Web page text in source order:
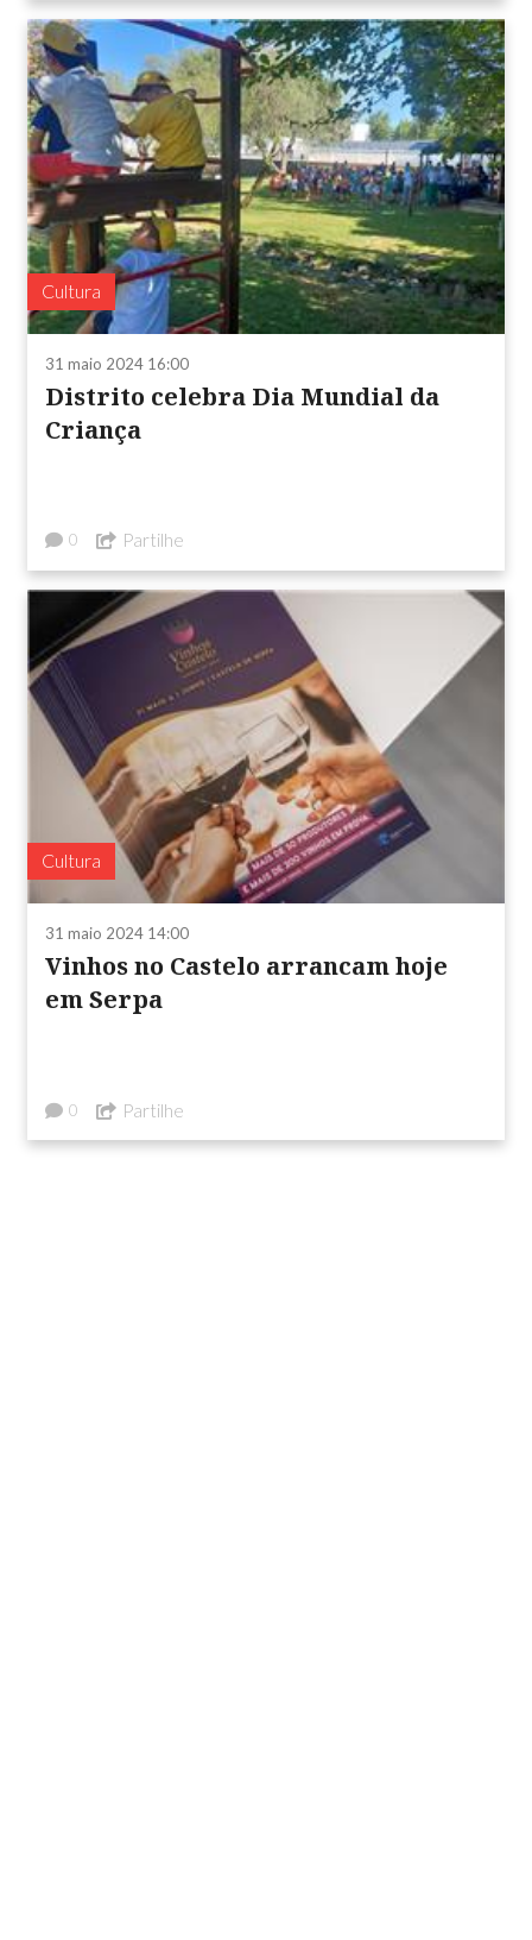
Cultura
31 maio 2024 16:00
Distrito celebra Dia Mundial da
Criança
0 Partilhe
Cultura
31 maio 2024 14:00
Vinhos no Castelo arrancam hoje
em Serpa
0 Partilhe